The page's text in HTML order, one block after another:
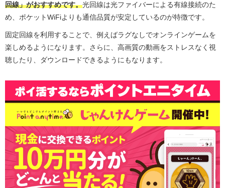
回線」がおすすめです。光回線は光ファイバーによる有線接続のた
め、ポケットWiFiよりも通信品質が安定しているのが特徴です。
固定回線を利用することで、例えばラグなしでオンラインゲームを
楽しめるようになります。さらに、高画質の動画をストレスなく視
聴したり、ダウンロードできるようにもなります。